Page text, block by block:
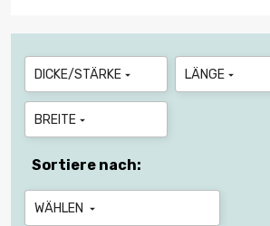
DICKE/STÄRKE  LÄNGE 
BREITE 
Sortiere nach:
WÄHLEN 